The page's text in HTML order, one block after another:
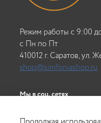
Режим работы с 9:00
c Пн по Пт
410012 г. Саратов, ул.
shop@simfoniashop.ru
Мы в соц. сетях